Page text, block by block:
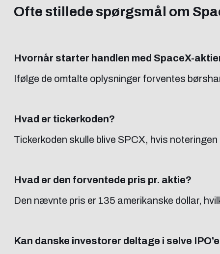
Ofte stillede spørgsmål om
Hvornår starter handlen med SpaceX-
Ifølge de omtalte oplysninger forventes
Hvad er tickerkoden?
Tickerkoden skulle blive SPCX, hvis
Hvad er den forventede pris pr. aktie?
Den nævnte pris er 135 amerikanske dollar,
Kan danske investorer deltage i selve